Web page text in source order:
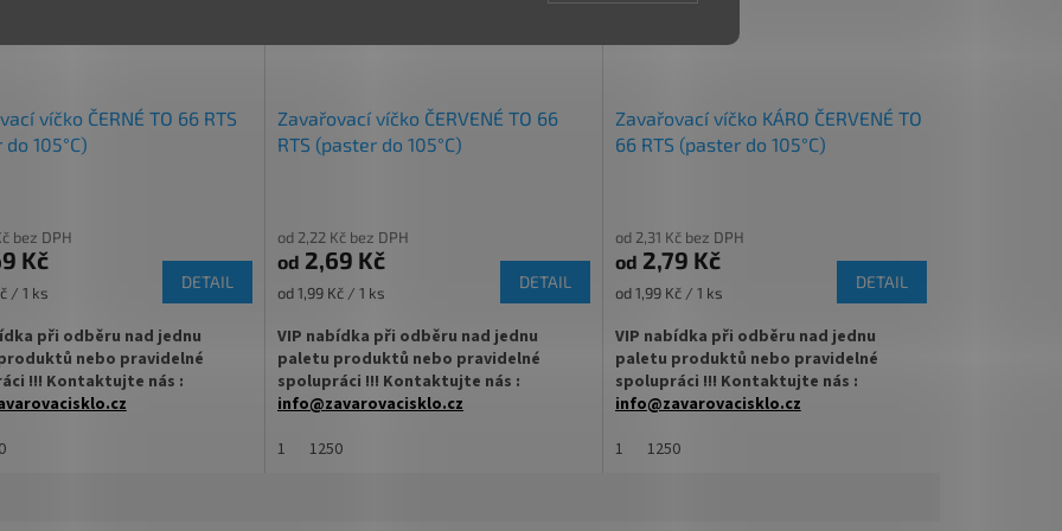
výhodnější cenu
víčko ČERNÉ TO 66 RTS
105°C)
bez DPH
Kč
/ 1 ks
DETAIL
při odběru nad jednu
nebo pravidelné
!!! Kontaktujte nás :
na sklenici s uzávěrem typu Twist
Zavařovací víčko ČERVENÉ TO 66
RTS (paster do 105°C)
od 2,22 Kč bez DPH
od 2,69 Kč
Měrná
od 1,99 Kč / 1 ks
DETAIL
VIP nabídka při odběru nad jednu
paletu produktů nebo pravidelné
spolupráci !!! Kontaktujte nás :
info@zavarovacisklo.cz
✅
Víčko na sklenici s uzávěrem typu Twist
1 1250
Zavařovací víčko KÁRO ČERVENÉ TO
66 RTS (paster do 105°C)
od 2,31 Kč bez DPH
od 2,79 Kč
Měrná
od 1,99 Kč / 1 ks
DETAIL
VIP nabídka při odběru nad jednu
paletu produktů nebo pravidelné
spolupráci !!! Kontaktujte nás :
info@zavarovacisklo.cz
✅
Víčko na sklenici s uzávěrem typu Twist
1 1250